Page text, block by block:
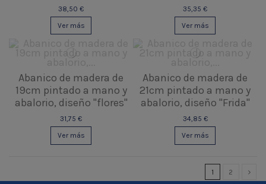
38,50 €
Ver más
35,35 €
Ver más
Abanico de madera de
19cm pintado a mano y
abalorio, diseño "flores"
31,75 €
Ver más
Abanico de madera de
21cm pintado a mano y
abalorio, diseño "Frida"
34,85 €
Ver más
1 2